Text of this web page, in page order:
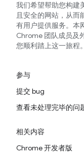
我们希望帮助您构建
且安全的网站，从而
有用户提供服务。本
Chrome 团队成员及
您顺利踏上这一旅程。
参与
提交 bug
查看未处理完毕的问
相关内容
Chrome 开发者版